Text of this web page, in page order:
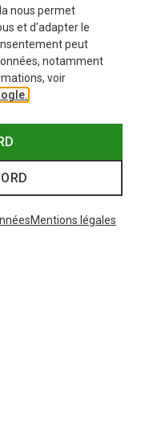
€
nous permet
et d'adapter le
peut
notamment
voir
Mentions légales